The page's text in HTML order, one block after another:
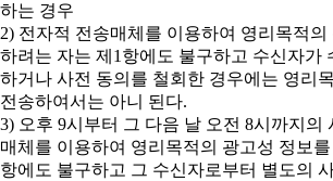
하는 경우
2) 전자적 전송매체를 이용하여 영리목적
하려는 자는 제1항에도 불구하고 수신자가
하거나 사전 동의를 철회한 경우에는 영리
전송하여서는 아니 된다.
3) 오후 9시부터 그 다음 날 오전 8시까지의
매체를 이용하여 영리목적의 광고성 정보
항에도 불구하고 그 수신자로부터 별도의